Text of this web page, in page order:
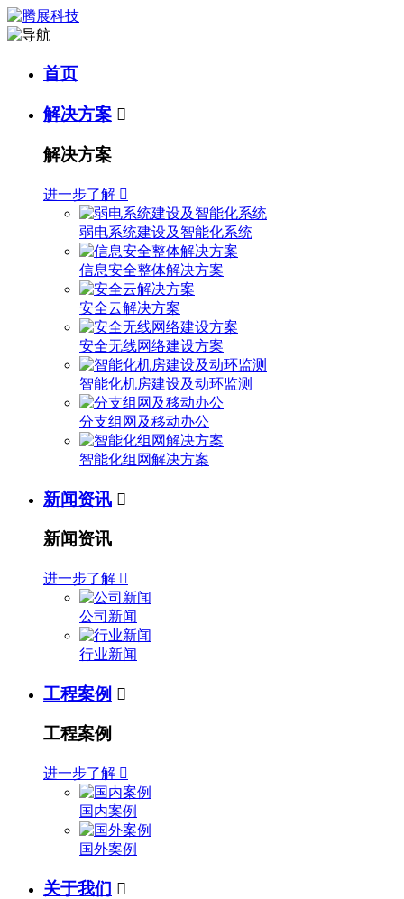
首页
解决方案 
解决方案
进一步了解 
弱电系统建设及智能化系统
信息安全整体解决方案
安全云解决方案
安全无线网络建设方案
智能化机房建设及动环监测
分支组网及移动办公
智能化组网解决方案
新闻资讯 
新闻资讯
进一步了解 
公司新闻
行业新闻
工程案例 
工程案例
进一步了解 
国内案例
国外案例
关于我们 